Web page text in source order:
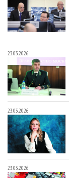
23.03.2026
23.03.2026
23.03.2026